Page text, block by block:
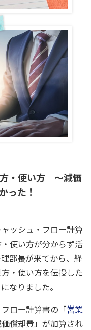
・使い方 ～減価
った！
ッシュ・フロー計算
使い方が分からず活
部長が来てから、経
・使い方を伝授した
なりました。
ロー計算書の「営業
償却費」が加算され